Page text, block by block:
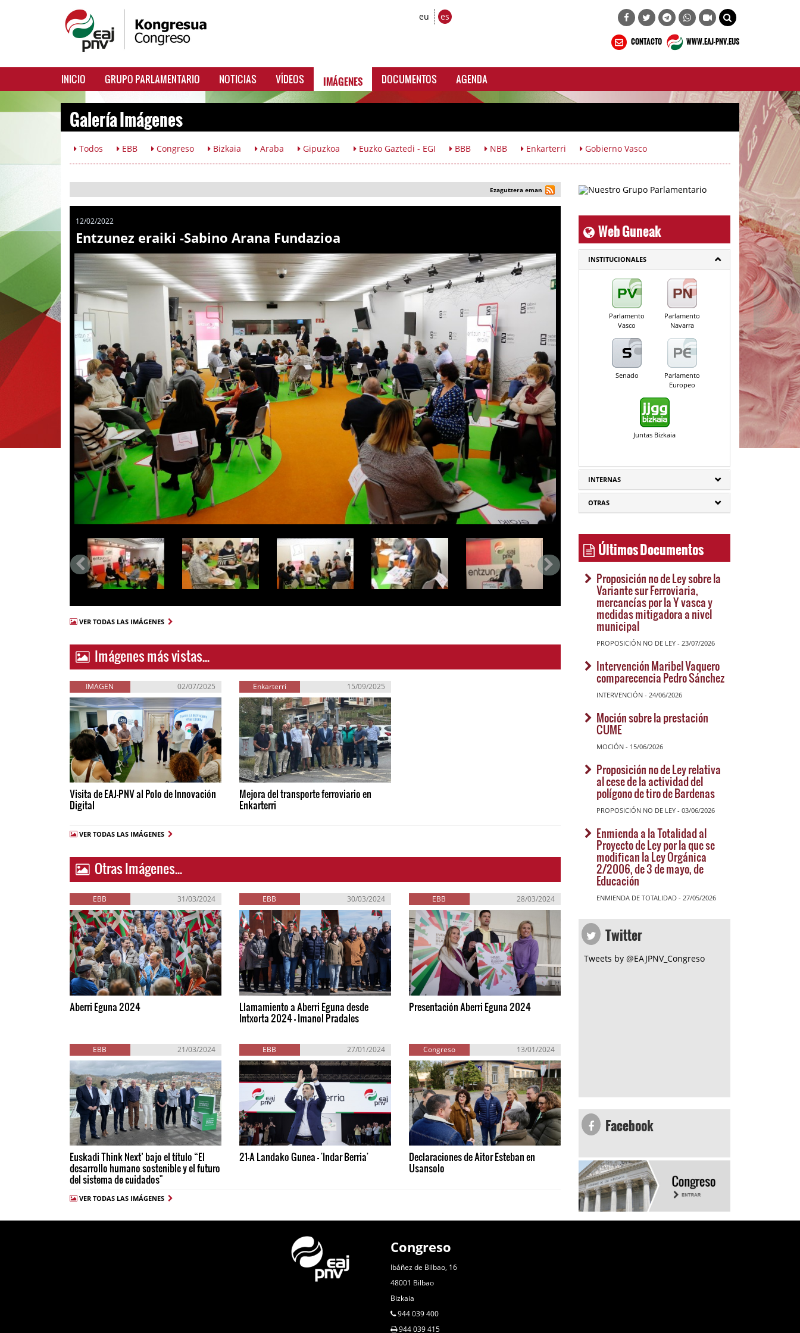
eu es
CONTACTO WWW.EAJ-PNV.EUS
INICIO GRUPO PARLAMENTARIO NOTICIAS VÍDEOS IMÁGENES DOCUMENTOS AGENDA
Galería Imágenes
Todos EBB Congreso Bizkaia Araba Gipuzkoa Euzko Gaztedi - EGI BBB NBB Enkarterri Gobierno Vasco
Ezagutzera eman
12/02/2022
Entzunez eraiki -Sabino Arana Fundazioa
VER TODAS LAS IMÁGENES
Imágenes más vistas...
IMAGEN 02/07/2025
Visita de EAJ-PNV al Polo de Innovación
Digital
Enkarterri 15/09/2025
Mejora del transporte ferroviario en
Enkarterri
VER TODAS LAS IMÁGENES
Otras Imágenes...
EBB 31/03/2024
Aberri Eguna 2024
EBB 30/03/2024
Llamamiento a Aberri Eguna desde
Intxorta 2024 - Imanol Pradales
EBB 28/03/2024
Presentación Aberri Eguna 2024
EBB 21/03/2024
Euskadi Think Next’ bajo el título “El
desarrollo humano sostenible y el futuro
del sistema de cuidados"
EBB 27/01/2024
21-A Landako Gunea - 'Indar Berria'
Congreso 13/01/2024
Declaraciones de Aitor Esteban en
Usansolo
VER TODAS LAS IMÁGENES
Web Guneak
INSTITUCIONALES
Parlamento
Vasco
Parlamento
Navarra
Senado
Parlamento
Europeo
Juntas Bizkaia
INTERNAS
OTRAS
Últimos Documentos
Proposición no de Ley sobre la
Variante sur Ferroviaria,
mercancías por la Y vasca y
medidas mitigadora a nivel
municipal
PROPOSICIÓN NO DE LEY - 23/07/2026
Intervención Maribel Vaquero
comparecencia Pedro Sánchez
INTERVENCIÓN - 24/06/2026
Moción sobre la prestación
CUME
MOCIÓN - 15/06/2026
Proposición no de Ley relativa
al cese de la actividad del
polígono de tiro de Bardenas
PROPOSICIÓN NO DE LEY - 03/06/2026
Enmienda a la Totalidad al
Proyecto de Ley por la que se
modifican la Ley Orgánica
2/2006, de 3 de mayo, de
Educación
ENMIENDA DE TOTALIDAD - 27/05/2026
Twitter
Tweets by @EAJPNV_Congreso
Facebook
Congreso
Ibáñez de Bilbao, 16
48001 Bilbao
Bizkaia
944 039 400
944 039 415